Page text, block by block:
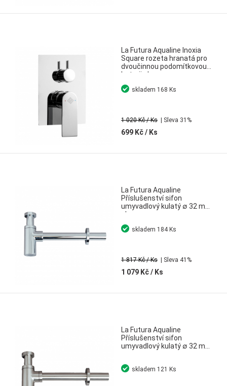
La Futura Aqualine Inoxia
Square rozeta hranatá pro
dvoučinnou podomítkovou
baterii chrom
1 020 Kč/ Ks | Sleva 31%
699 Kč/ Ks
skladem 168 Ks
La Futura Aqualine
Příslušenství sifon
umyvadlový kulatý ∅ 32 mm
chrom
1 817 Kč/ Ks | Sleva 41%
1 079 Kč/ Ks
skladem 184 Ks
La Futura Aqualine
Příslušenství sifon
umyvadlový kulatý ∅ 32 mm
skladem 121 Ks